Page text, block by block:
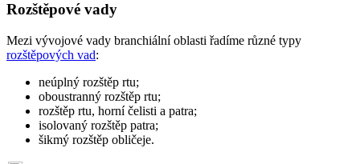
Rozštěpové vady
Mezi vývojové vady branchiální oblasti řadíme různé typy
rozštěpových vad:
neúplný rozštěp rtu;
oboustranný rozštěp rtu;
rozštěp rtu, horní čelisti a patra;
isolovaný rozštěp patra;
šikmý rozštěp obličeje.